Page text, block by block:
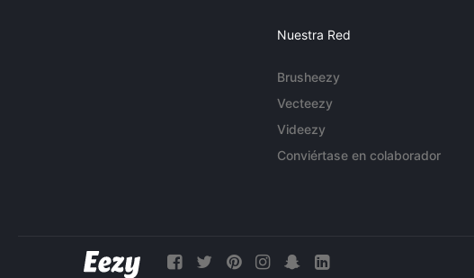
Nuestra Red
Brusheezy
Vecteezy
Videezy
Conviértase en colaborador